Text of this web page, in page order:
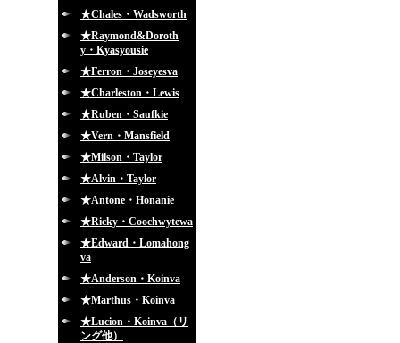
★Chales・Wadsworth
★Raymond&Doroth
y・Kyasyousie
★Ferron・Joseyesva
★Charleston・Lewis
★Ruben・Saufkie
★Vern・Mansfield
★Milson・Taylor
★Alvin・Taylor
★Antone・Honanie
★Ricky・Coochwytewa
★Edward・Lomahong
va
★Anderson・Koinva
★Marthus・Koinva
★Lucion・Koinva（リ
ング他）